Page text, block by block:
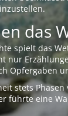
das
spielt das
nur
Opfergaben
stets
führte eine